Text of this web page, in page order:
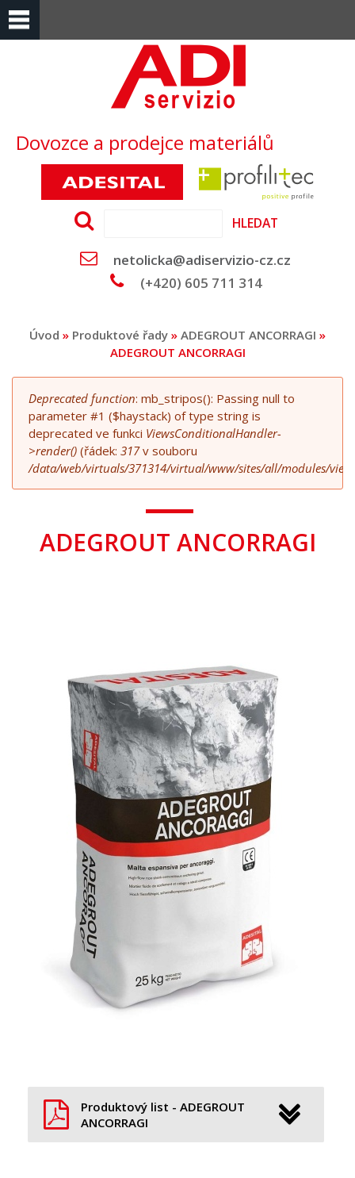
Dovozce a prodejce materiálů
netolicka@adiservizio-cz.cz
(+420) 605 711 314
Úvod » Produktové řady » ADEGROUT ANCORRAGI »
ADEGROUT ANCORRAGI
Deprecated function: mb_stripos(): Passing null to
parameter #1 ($haystack) of type string is
deprecated ve funkci ViewsConditionalHandler-
>render() (řádek: 317v souboru
/data/web/virtuals/371314/virtual/www/sites/all/modules/
ADEGROUT ANCORRAGI
Produktový list - ADEGROUT
ANCORRAGI